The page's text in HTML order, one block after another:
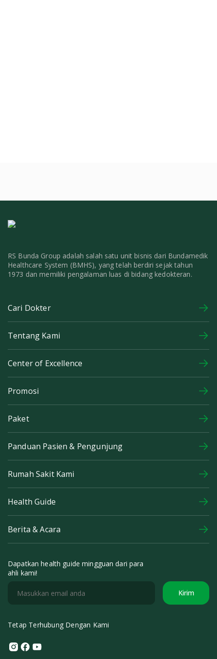
RS Bunda Group adalah salah satu unit bisnis dari Bundamedik
Healthcare System (BMHS), yang telah berdiri sejak tahun
1973 dan memiliki pengalaman luas di bidang kedokteran.
Cari Dokter
Tentang Kami
Center of Excellence
Promosi
Paket
Panduan Pasien & Pengunjung
Rumah Sakit Kami
Health Guide
Berita & Acara
Dapatkan health guide mingguan dari para
ahli kami!
Kirim
Tetap Terhubung Dengan Kami
Instagram
Facebook
Youtube